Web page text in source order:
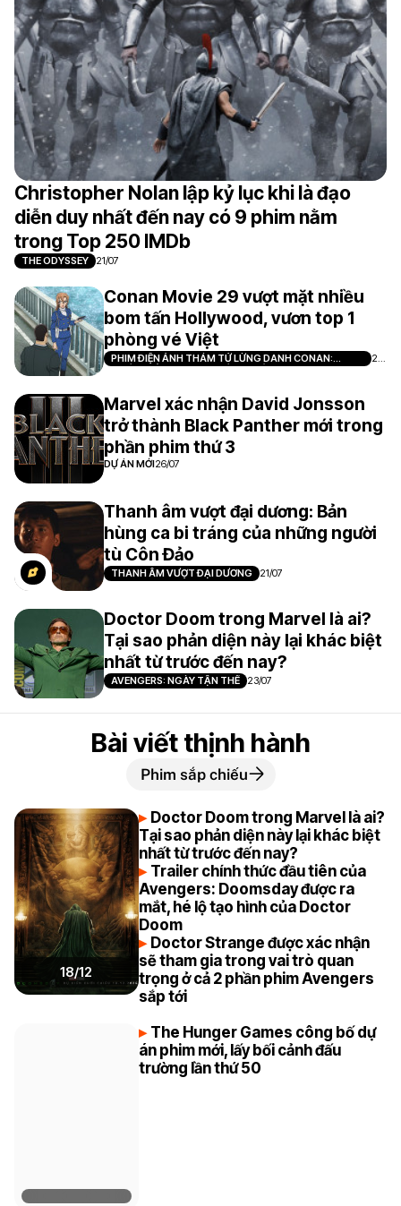
Christopher Nolan lập kỷ lục khi là đạo
diễn duy nhất đến nay có 9 phim nằm
trong Top 250 IMDb
THE ODYSSEY 21/07
Conan Movie 29 vượt mặt nhiều
bom tấn Hollywood, vươn top 1
phòng vé Việt
PHIM ĐIỆN ẢNH THÁM TỬ LỪNG DANH CONAN:
THIÊN THẦN SA NGÃ TRÊN XA LỘ
21/
Marvel xác nhận David Jonsson
trở thành Black Panther mới trong
phần phim thứ 3
DỰ ÁN MỚI26/07
Thanh âm vượt đại dương: Bản
hùng ca bi tráng của những người
tù Côn Đảo
THANH ÂM VƯỢT ĐẠI DƯƠNG 21/07
Doctor Doom trong Marvel là ai?
Tại sao phản diện này lại khác biệt
nhất từ trước đến nay?
AVENGERS: NGÀY TẬN THẾ 23/07
Bài viết thịnh hành
Phim sắp chiếu
18/12
Doctor Doom trong Marvel là ai?
Tại sao phản diện này lại khác biệt
nhất từ trước đến nay?
Trailer chính thức đầu tiên của
Avengers: Doomsday được ra
mắt, hé lộ tạo hình của Doctor
Doom
Doctor Strange được xác nhận
sẽ tham gia trong vai trò quan
trọng ở cả 2 phần phim Avengers
sắp tới
The Hunger Games công bố dự
án phim mới, lấy bối cảnh đấu
trường lần thứ 50